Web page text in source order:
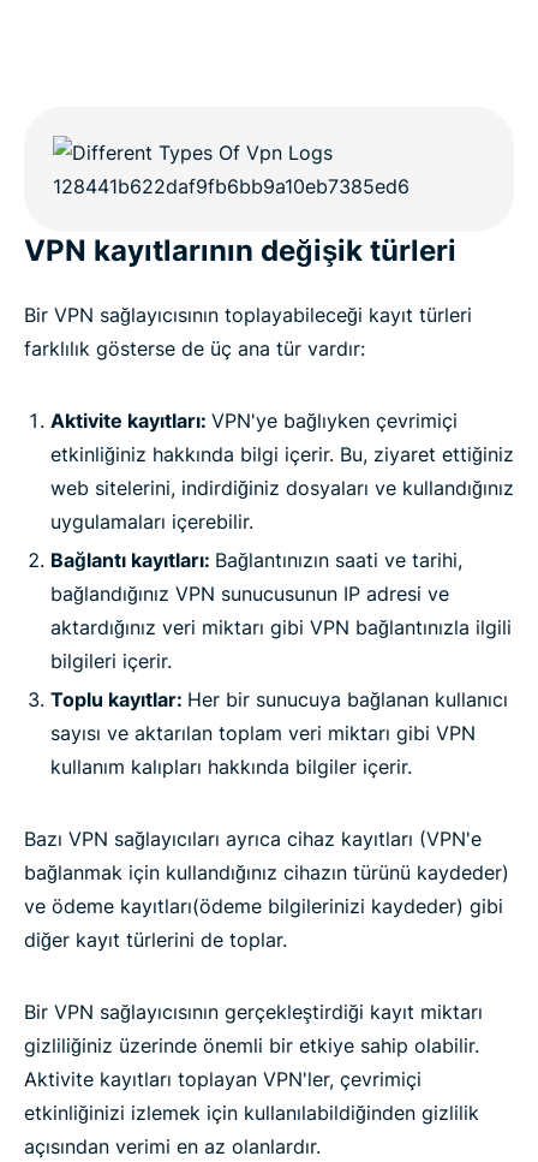
VPN kayıtlarının değişik türleri
Bir VPN sağlayıcısının toplayabileceği kayıt türleri
farklılık gösterse de üç ana tür vardır:
Aktivite kayıtları: VPN'ye bağlıyken çevrimiçi
etkinliğiniz hakkında bilgi içerir. Bu, ziyaret ettiğiniz
web sitelerini, indirdiğiniz dosyaları ve kullandığınız
uygulamaları içerebilir.
Bağlantı kayıtları: Bağlantınızın saati ve tarihi,
bağlandığınız VPN sunucusunun IP adresi ve
aktardığınız veri miktarı gibi VPN bağlantınızla ilgili
bilgileri içerir.
Toplu kayıtlar: Her bir sunucuya bağlanan kullanıcı
sayısı ve aktarılan toplam veri miktarı gibi VPN
kullanım kalıpları hakkında bilgiler içerir.
Bazı VPN sağlayıcıları ayrıca cihaz kayıtları (VPN'e
bağlanmak için kullandığınız cihazın türünü kaydeder)
ve ödeme kayıtları(ödeme bilgilerinizi kaydeder) gibi
diğer kayıt türlerini de toplar.
Bir VPN sağlayıcısının gerçekleştirdiği kayıt miktarı
gizliliğiniz üzerinde önemli bir etkiye sahip olabilir.
Aktivite kayıtları toplayan VPN'ler, çevrimiçi
etkinliğinizi izlemek için kullanılabildiğinden gizlilik
açısından verimi en az olanlardır.